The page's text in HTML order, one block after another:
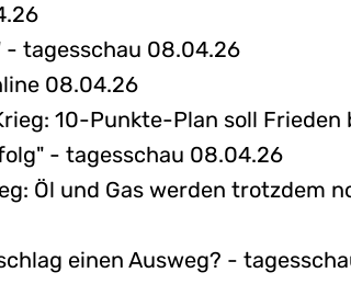
- tagesschau 08.04.26
08.04.26
10-Punkte-Plan soll
- tagesschau 08.04.26
Öl und Gas werden trotzdem
einen Ausweg? -